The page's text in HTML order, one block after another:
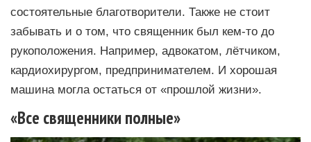
состоятельные благотворители. Также не стоит
забывать и о том, что священник был кем-то до
рукоположения. Например, адвокатом, лётчиком,
кардиохирургом, предпринимателем. И хорошая
машина могла остаться от «прошлой жизни».
«Все священники полные»